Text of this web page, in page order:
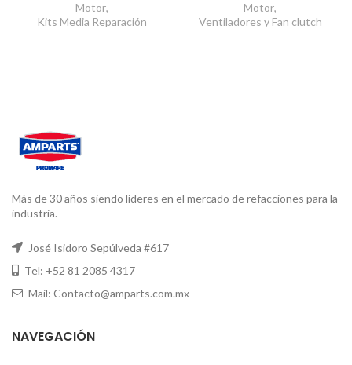
Motor,
Kits Media Reparación
Motor,
Ventiladores y Fan clutch
Más de 30 años siendo líderes en el mercado de refacciones para la
industria.
José Isidoro Sepúlveda #617
Tel: +52 81 2085 4317
Mail: Contacto@amparts.com.mx
NAVEGACIÓN